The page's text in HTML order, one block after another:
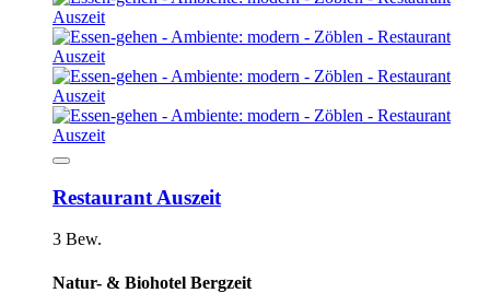
Restaurant Auszeit
3 Bew.
Natur- & Biohotel Bergzeit